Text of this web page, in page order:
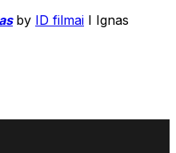
by ID filmai I Ignas